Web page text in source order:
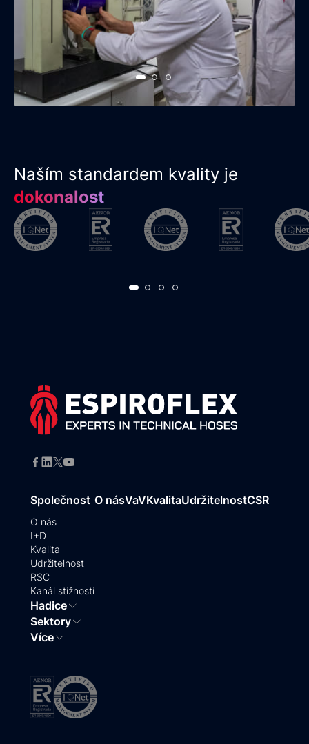
Naším standardem kvality je
dokonalost
Společnost
O nás
I+D
Kvalita
Udržitelnost
RSC
Kanál stížností
O násVaVKvalitaUdržitelnostCSR
Hadice
Sektory
Více